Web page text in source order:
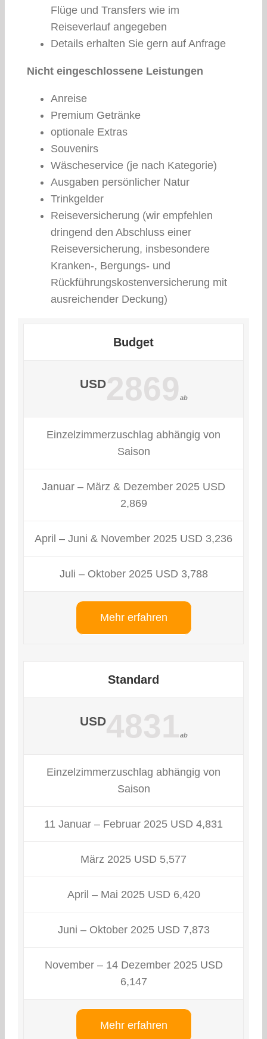
Flüge und Transfers wie im
Reiseverlauf angegeben
Details erhalten Sie gern auf Anfrage
Nicht eingeschlossene Leistungen
Anreise
Premium Getränke
optionale Extras
Souvenirs
Wäscheservice (je nach Kategorie)
Ausgaben persönlicher Natur
Trinkgelder
Reiseversicherung (wir empfehlen
dringend den Abschluss einer
Reiseversicherung, insbesondere
Kranken-, Bergungs- und
Rückführungskostenversicherung mit
ausreichender Deckung)
Budget
USD2869 ab
Einzelzimmerzuschlag abhängig von
Saison
Januar – März & Dezember 2025 USD
2,869
April – Juni & November 2025 USD 3,236
Juli – Oktober 2025 USD 3,788
Mehr erfahren
Standard
USD4831ab
Einzelzimmerzuschlag abhängig von
Saison
11 Januar – Februar 2025 USD 4,831
März 2025 USD 5,577
April – Mai 2025 USD 6,420
Juni – Oktober 2025 USD 7,873
November – 14 Dezember 2025 USD
6,147
Mehr erfahren